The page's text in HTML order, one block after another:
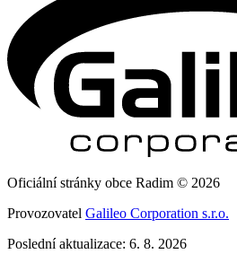
Oficiální stránky obce Radim © 2026
Provozovatel Galileo Corporation s.r.o.
Poslední aktualizace: 6. 8. 2026